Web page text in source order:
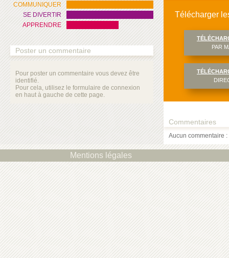
COMMUNIQUER
SE DIVERTIR
APPRENDRE
Poster un commentaire
Pour poster un commentaire vous devez être
identifié.
Pour cela, utilisez le formulaire de connexion
en haut à gauche de cette page.
La vidéo
patience…
Télécharger
PAR
Commentaires
Aucun commentaire
Mentions légales